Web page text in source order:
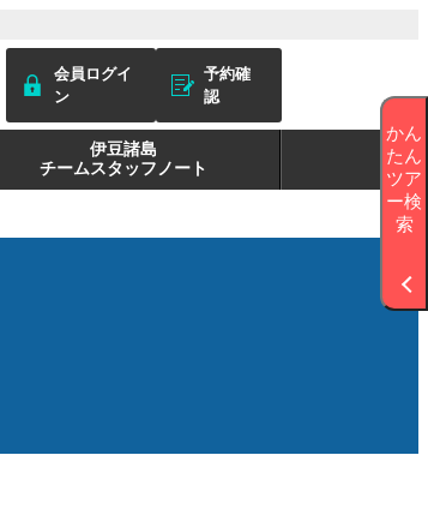
会員ログイ
ン
予約確
認
伊豆諸島
チームスタッフノート
かん
たん
ツア
ー検
索